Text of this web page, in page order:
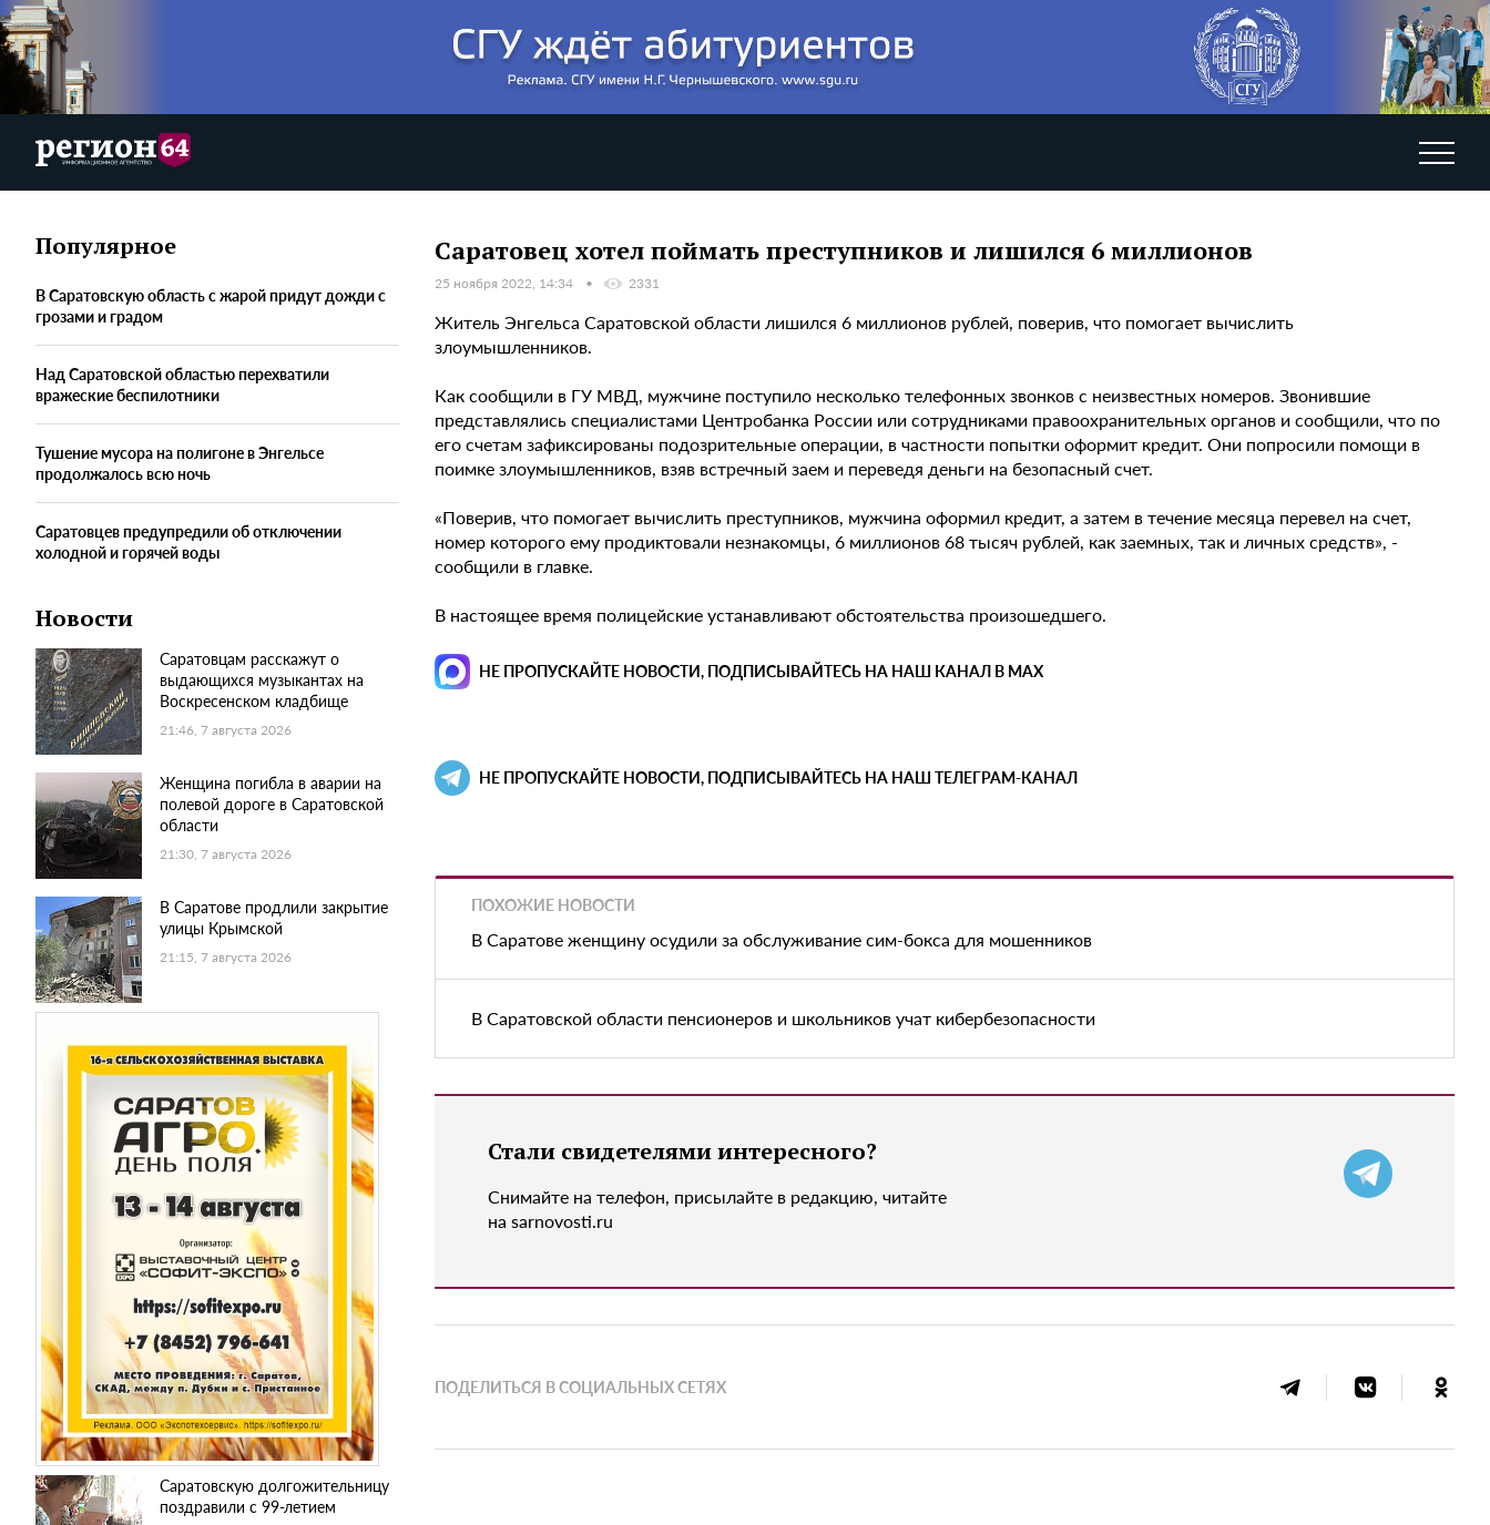
Популярное
В Саратовскую область с жарой придут дожди с
грозами и градом
Над Саратовской областью перехватили
вражеские беспилотники
Тушение мусора на полигоне в Энгельсе
продолжалось всю ночь
Саратовцев предупредили об отключении
холодной и горячей воды
Новости
Саратовцам расскажут о
выдающихся музыкантах на
Воскресенском кладбище
21:46, 7 августа 2026
Женщина погибла в аварии на
полевой дороге в Саратовской
области
21:30, 7 августа 2026
В Саратове продлили закрытие
улицы Крымской
21:15, 7 августа 2026
Саратовскую долгожительницу
поздравили с 99-летием
Саратовец хотел поймать преступников и лишился 6 миллионов
25 ноября 2022, 14:34 2331
Житель Энгельса Саратовской области лишился 6 миллионов рублей, поверив, что помогает вычислить
злоумышленников.
Как сообщили в ГУ МВД, мужчине поступило несколько телефонных звонков с неизвестных номеров. Звонившие
представлялись специалистами Центробанка России или сотрудниками правоохранительных органов и сообщили, что по
его счетам зафиксированы подозрительные операции, в частности попытки оформит кредит. Они попросили помощи в
поимке злоумышленников, взяв встречный заем и переведя деньги на безопасный счет.
«Поверив, что помогает вычислить преступников, мужчина оформил кредит, а затем в течение месяца перевел на счет,
номер которого ему продиктовали незнакомцы, 6 миллионов 68 тысяч рублей, как заемных, так и личных средств», -
сообщили в главке.
В настоящее время полицейские устанавливают обстоятельства произошедшего.
НЕ ПРОПУСКАЙТЕ НОВОСТИ, ПОДПИСЫВАЙТЕСЬ НА НАШ КАНАЛ В MAX
НЕ ПРОПУСКАЙТЕ НОВОСТИ, ПОДПИСЫВАЙТЕСЬ НА НАШ ТЕЛЕГРАМ-КАНАЛ
ПОХОЖИЕ НОВОСТИ
В Саратове женщину осудили за обслуживание сим-бокса для мошенников
В Саратовской области пенсионеров и школьников учат кибербезопасности
Стали свидетелями интересного?
Снимайте на телефон, присылайте в редакцию, читайте
на sarnovosti.ru
ПОДЕЛИТЬСЯ В СОЦИАЛЬНЫХ СЕТЯХ